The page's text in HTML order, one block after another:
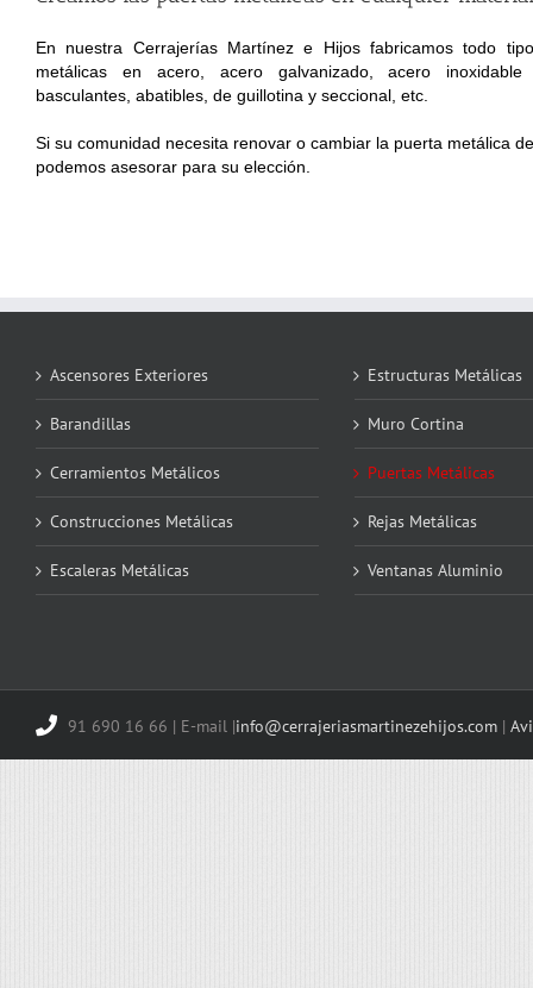
En nuestra Cerrajerías Martínez e Hijos fabricamos todo
metálicas en acero, acero galvanizado, acero
basculantes, abatibles, de guillotina y seccional, etc.
Si su comunidad necesita renovar o cambiar la puerta metálica
podemos asesorar para su elección.
Ascensores Exteriores
Barandillas
Cerramientos Metálicos
Construcciones Metálicas
Escaleras Metálicas
Estructuras Metálicas
Muro Cortina
Puertas Metálicas
Rejas Metálicas
Ventanas Aluminio
91 690 16 66 | E-mail |info@cerrajeriasmartinezehijos.com |